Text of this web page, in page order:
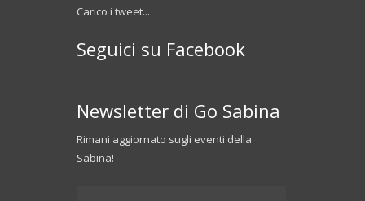
Carico i tweet...
Seguici su Facebook
Newsletter di Go Sabina
Rimani aggiornato sugli eventi della
Sabina!